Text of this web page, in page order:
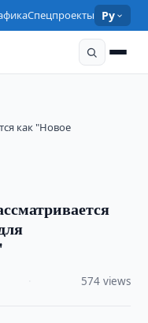
Спецпроекты Ру
как "Новое
574 views